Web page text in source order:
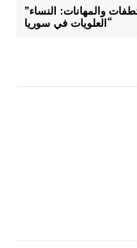
”المختطفات والمهانات: النساء
العلويات في سوريا“